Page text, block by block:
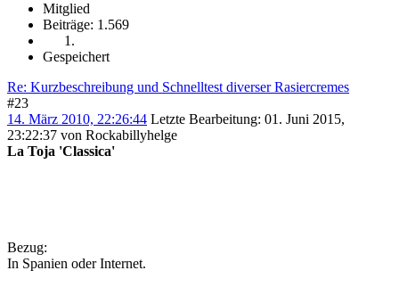
Mitglied
Beiträge: 1.569
Gespeichert
Re: Kurzbeschreibung und Schnelltest diverser Rasiercremes
#23
14. März 2010, 22:26:44 Letzte Bearbeitung: 01. Juni 2015,
23:22:37 von Rockabillyhelge
La Toja 'Classica'
Bezug:
In Spanien oder Internet.